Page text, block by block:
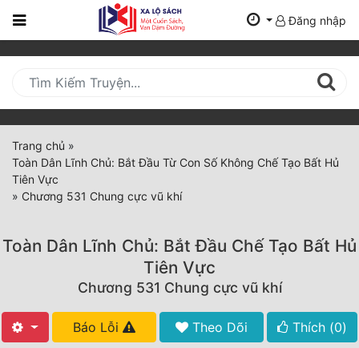
Trang
Mới
Cập
Nhật
(current)
BXH
Hoàn Thành
Đăng nhập
Trang chủ »
Toàn Dân Lĩnh Chủ: Bắt Đầu Từ Con Số Không Chế Tạo Bất Hủ
Tiên Vực
» Chương 531 Chung cực vũ khí
Toàn Dân Lĩnh Chủ: Bắt Đầu Chế Tạo Bất Hủ
Tiên Vực
Chương 531 Chung cực vũ khí
Báo Lỗi Theo Dõi Thích (0)